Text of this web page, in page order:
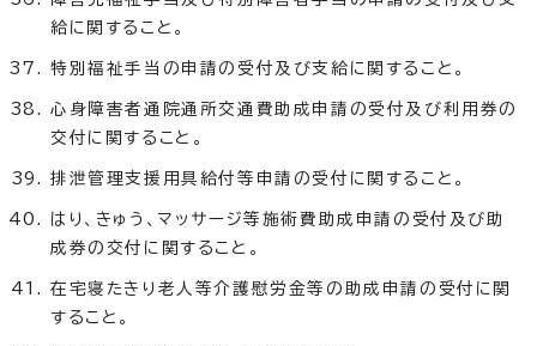
給に関すること。
特別福祉手当の申請の受付及び支給に関すること。
心身障害者通院通所交通費助成申請の受付及び利用券の
交付に関すること。
排泄管理支援用具給付等申請の受付に関すること。
はり、きゅう、マッサージ等施術費助成申請の受付及び助
成券の交付に関すること。
在宅寝たきり老人等介護慰労金等の助成申請の受付に関
すること。